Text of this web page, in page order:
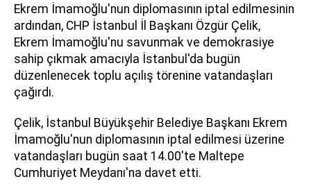
Ekrem İmamoğlu'nun diplomasının iptal edilmesinin
ardından, CHP İstanbul İl Başkanı Özgür Çelik,
Ekrem İmamoğlu'nu savunmak ve demokrasiye
sahip çıkmak amacıyla İstanbul'da bugün
düzenlenecek toplu açılış törenine vatandaşları
çağırdı.
Çelik, İstanbul Büyükşehir Belediye Başkanı Ekrem
İmamoğlu'nun diplomasının iptal edilmesi üzerine
vatandaşları bugün saat 14.00'te Maltepe
Cumhuriyet Meydanı'na davet etti.